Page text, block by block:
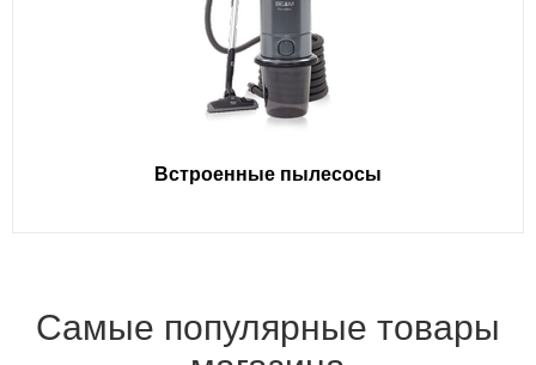
Встроенные пылесосы
Самые популярные товары